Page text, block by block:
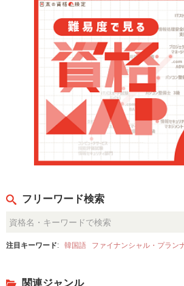
フリーワード検索
注目キーワード: 韓国語 ファイナンシャル・プラン
関連ジャンル